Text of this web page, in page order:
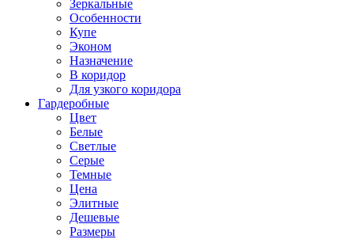
Зеркальные
Особенности
Купе
Эконом
Назначение
В коридор
Для узкого коридора
Гардеробные
Цвет
Белые
Светлые
Серые
Темные
Цена
Элитные
Дешевые
Размеры